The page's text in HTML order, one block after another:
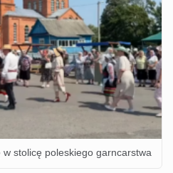
w stolicę poleskiego garncarstwa